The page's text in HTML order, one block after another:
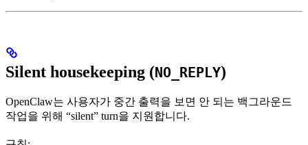
Silent housekeeping (NO_REPLY)
OpenClaw는 사용자가 중간 출력을 보면 안 되는 백그라운드
작업을 위해 “silent” turn을 지원합니다.